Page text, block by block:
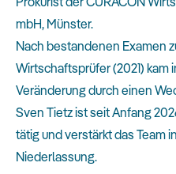
mbH, Münster.
Nach bestandenen Examen
Wirtschaftsprüfer (2021) kam
Veränderung durch einen
Sven Tietz ist seit Anfang
tätig und verstärkt das Team
Niederlassung.